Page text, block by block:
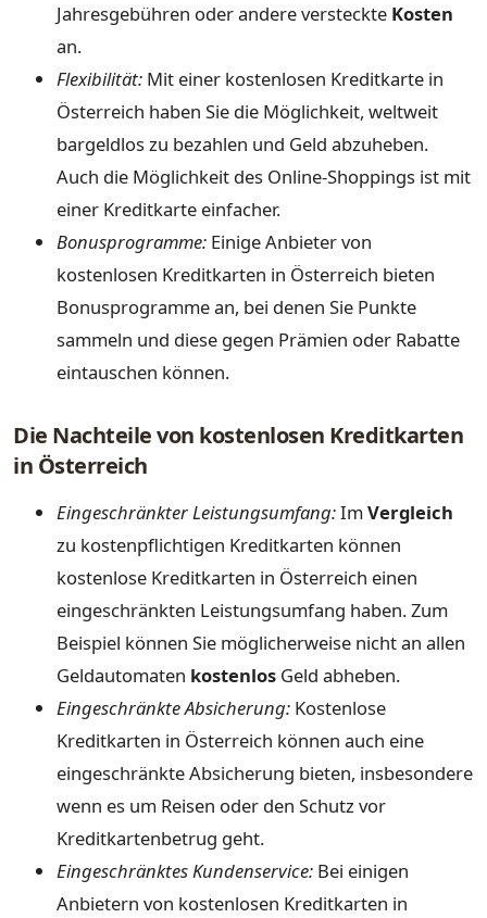
Jahresgebühren oder andere versteckte Kosten
an.
Flexibilität: Mit einer kostenlosen Kreditkarte in
Österreich haben Sie die Möglichkeit, weltweit
bargeldlos zu bezahlen und Geld abzuheben.
Auch die Möglichkeit des Online-Shoppings ist mit
einer Kreditkarte einfacher.
Bonusprogramme: Einige Anbieter von
kostenlosen Kreditkarten in Österreich bieten
Bonusprogramme an, bei denen Sie Punkte
sammeln und diese gegen Prämien oder Rabatte
eintauschen können.
Die Nachteile von kostenlosen Kreditkarten
in Österreich
Eingeschränkter Leistungsumfang:ImVergleich
zu kostenpflichtigen Kreditkarten können
kostenlose Kreditkarten in Österreich einen
eingeschränkten Leistungsumfang haben. Zum
Beispiel können Sie möglicherweise nicht an allen
Geldautomaten kostenlos Geld abheben.
Eingeschränkte Absicherung: Kostenlose
Kreditkarten in Österreich können auch eine
eingeschränkte Absicherung bieten, insbesondere
wenn es um Reisen oder den Schutz vor
Kreditkartenbetrug geht.
Eingeschränktes Kundenservice: Bei einigen
Anbietern von kostenlosen Kreditkarten in